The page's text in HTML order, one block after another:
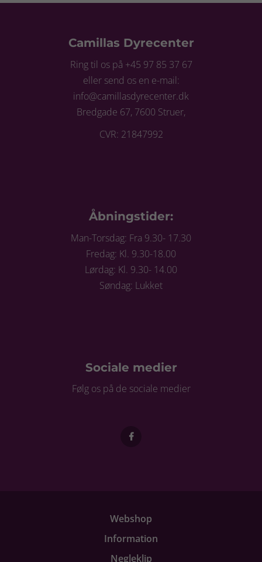
Camillas Dyrecenter
Ring til os på +45 97 85 37 67
eller send os en e-mail:
info@camillasdyrecenter.dk
Bredgade 67, 7600 Struer,
CVR: 21847992
Åbningstider:
Man-Torsdag: Fra 9.30- 17.30
Fredag: Kl. 9.30-18.00
Lørdag: Kl. 9.30- 14.00
Søndag: Lukket
Sociale medier
Følg os på de sociale medier
Webshop
Information
Negleklip